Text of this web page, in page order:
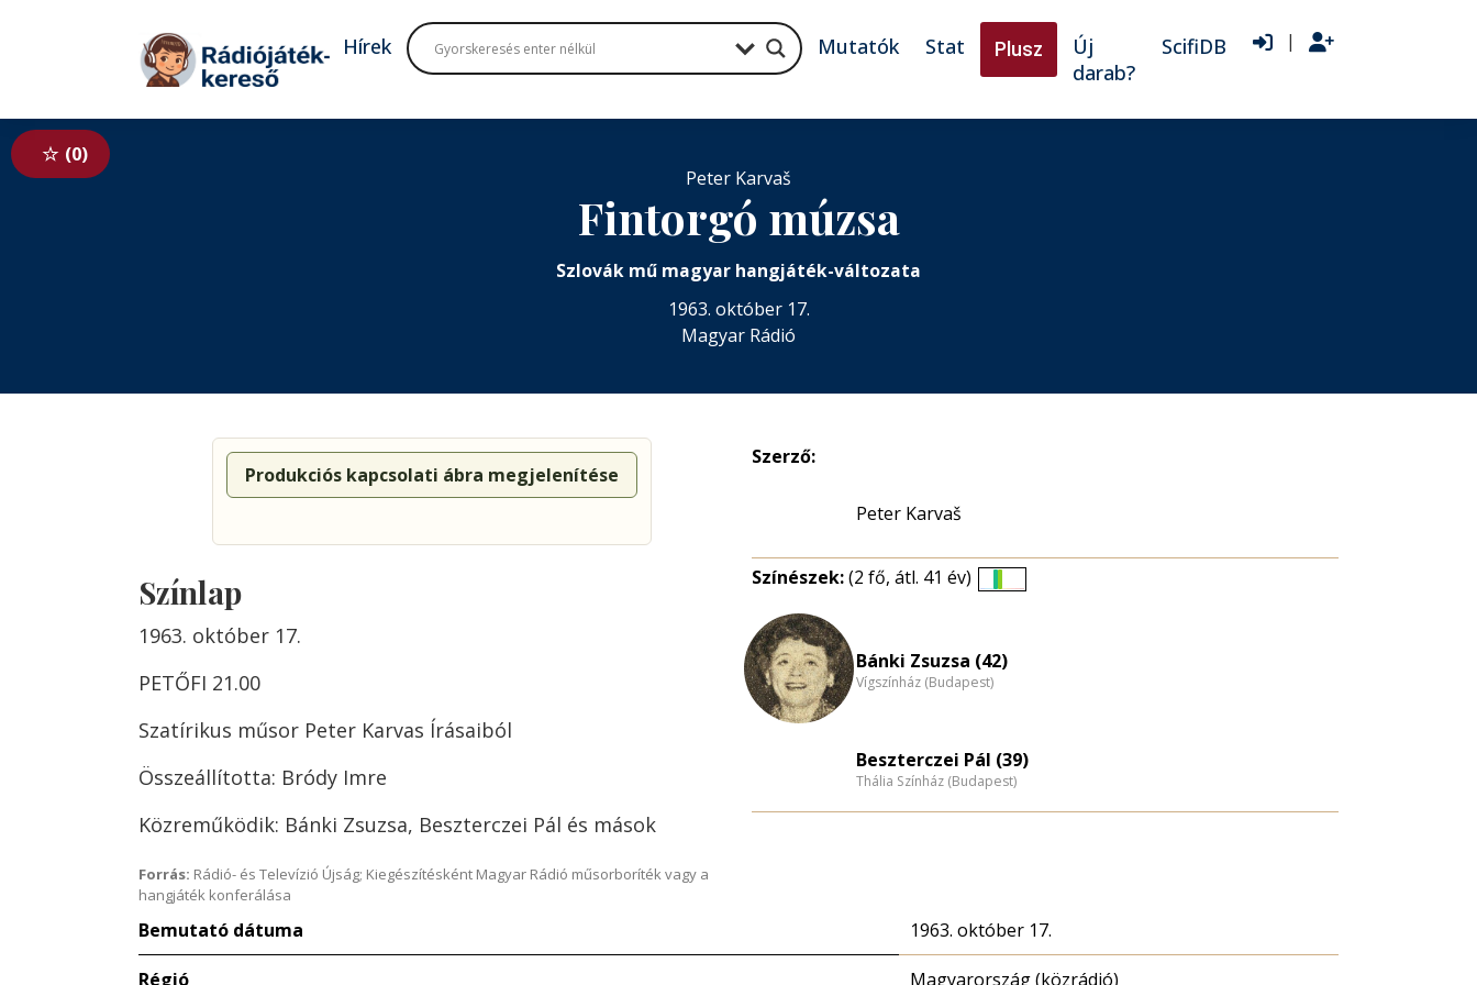
Tovább a tartalomhoz
Hírek Mutatók Stat Plusz
Új
darab?
ScifiDB |
0
Peter Karvaš
Fintorgó múzsa
Szlovák mű magyar hangjáték-változata
1963. október 17.
Magyar Rádió
Produkciós kapcsolati ábra megjelenítése
Színlap
1963. október 17.
PETŐFI 21.00
Szatírikus műsor Peter Karvas Írásaiból
Összeállította: Bródy Imre
Közreműködik: Bánki Zsuzsa, Beszterczei Pál és mások
Forrás: Rádió- és Televízió Újság; Kiegészítésként Magyar Rádió műsorboríték vagy a
hangjáték konferálása
Szerző:
Peter Karvaš
Színészek:(2 fő, átl. 41 év)
nagyítása
Bánki Zsuzsa (42)
Vígszínház (Budapest)
Beszterczei Pál (39)
Thália Színház (Budapest)
Bemutató dátuma 1963. október 17.
Régió Magyarország (közrádió)